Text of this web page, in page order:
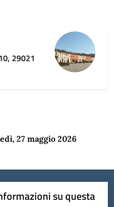
29021
27 maggio 2026
su questa